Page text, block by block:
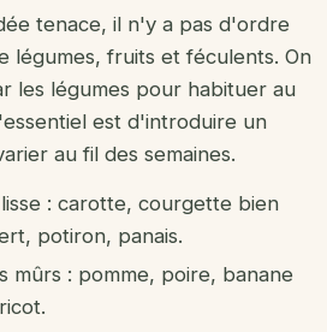
tenace, il n'y a pas d'ordre
légumes, fruits et féculents. On
les légumes pour habituer au
est d'introduire un
au fil des semaines.
: carotte, courgette bien
potiron, panais.
mûrs : pomme, poire, banane